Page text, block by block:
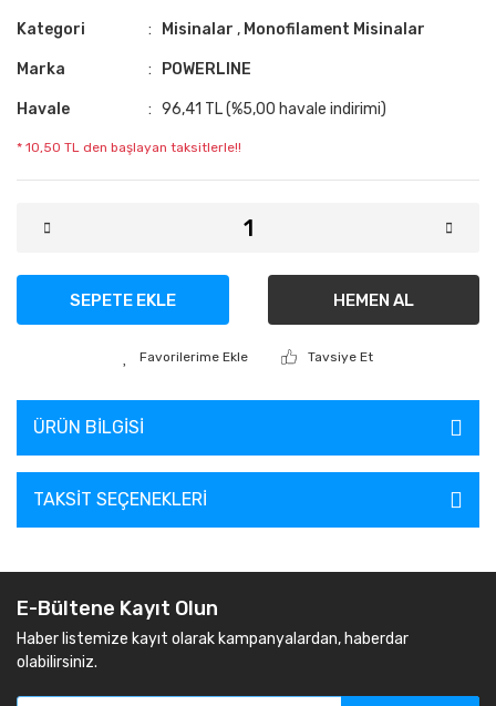
Kategori Misinalar , Monofilament Misinalar
Marka POWERLINE
Havale 96,41 TL (%5,00 havale indirimi)
* 10,50 TL den başlayan taksitlerle!!
SEPETE EKLE HEMEN AL
Tavsiye Et
ÜRÜN BILGISI
TAKSIT SEÇENEKLERI
E-Bültene Kayıt Olun
Haber listemize kayıt olarak kampanyalardan, haberdar
olabilirsiniz.